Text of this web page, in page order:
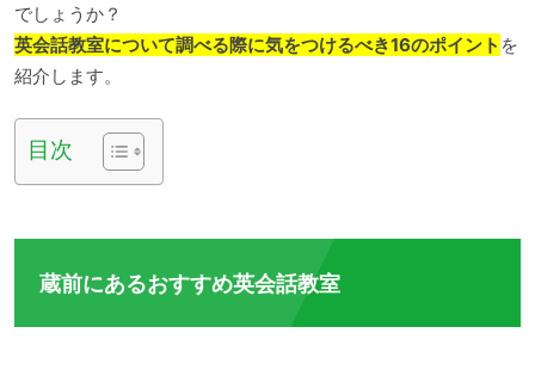
でしょうか？
英会話教室について調べる際に気をつけるべき16のポイント を
紹介します。
目次
蔵前にあるおすすめ英会話教室